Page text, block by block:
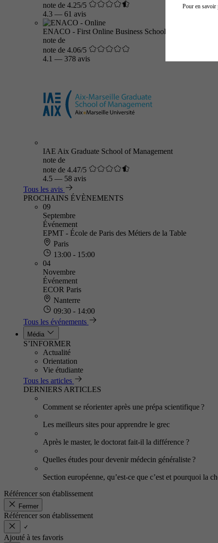
note de 4.25/5
4.3 — 61 avis
ENACO - First Online Business School
note de
note de 4.06/5
4.1 — 378 avis
IAE Aix Graduate School of Management
note de
note de 4.47/5
4.5 — 58 avis
Tous les avis
PROCHAINS ÉVÈNEMENTS
09
Septembre
Événement
EPMT - École de Paris des Métiers de la Table
Paris
13:00 - 15:00
04
Novembre
Événement
ECOR Paris
Nanterre
09:30 - 14:00
Tous les événements
Média
S’INFORMER
Actualité
Orientation
Vie étudiante
Tous les articles
DERNIERS ARTICLES
Comment se réorienter après une prépa scientifique ?
Les meilleurs sites pour apprendre le grec
Après le master, le doctorat fait-il la différence ?
Quelles études pour devenir médecin généraliste ?
Section européenne, qu’est-ce que c’est et pourquoi la
Référencer son établissement
Fermer
Référencer son établissement
Ajouté à tes favoris
Pour en